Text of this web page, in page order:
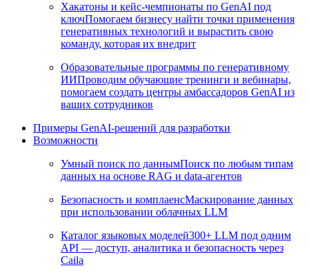
Хакатоны и кейс-чемпионаты по GenAI под
ключПомогаем бизнесу найти точки применения
генеративных технологий и вырастить свою
команду, которая их внедрит
Образовательные программы по генеративному
ИИПроводим обучающие тренинги и вебинары,
помогаем создать центры амбассадоров GenAI из
ваших сотрудников
Примеры GenAI-решений для разработки
Возможности
Умный поиск по даннымПоиск по любым типам
данных на основе RAG и data-агентов
Безопасность и комплаенсМаскирование данных
при использовании облачных LLM
Каталог языковых моделей300+ LLM под одним
API — доступ, аналитика и безопасность через
Caila